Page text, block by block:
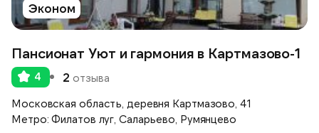
Эконом
Пансионат Уют и гармония в Картмазово-1
4 2 отзыва
Московская область, деревня Картмазово, 41
Метро: Филатов луг, Саларьево, Румянцево